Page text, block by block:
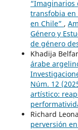
“Imaginarios
transfobia en
en Chile” ,
Género y
de género
Khadija
árabe
Núm. 12
artístico:
Richard
perversión